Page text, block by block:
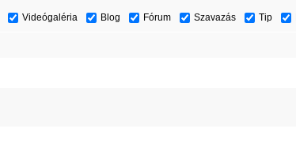
Videógaléria Blog Fórum Szavazás Tip